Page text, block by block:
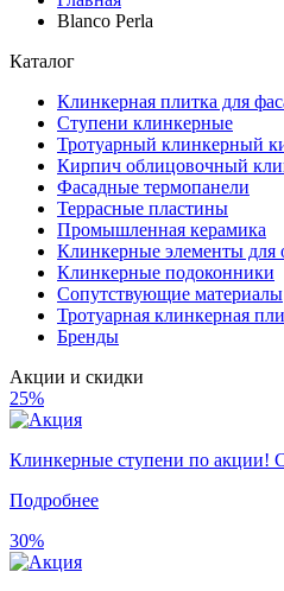
Blanco Perla
Каталог
Клинкерная плитка для
Ступени клинкерные
Тротуарный клинкерный
Кирпич облицовочный
Фасадные термопанели
Террасные пластины
Промышленная керамика
Клинкерные элементы для
Клинкерные подоконники
Сопутствующие материалы
Тротуарная клинкерная
Бренды
Акции и скидки
25%
Клинкерные ступени по акции!
Подробнее
30%